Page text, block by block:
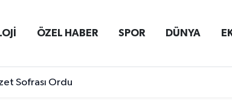
ÖZEL HABER SPOR DÜNYA
Sofrası Ordu